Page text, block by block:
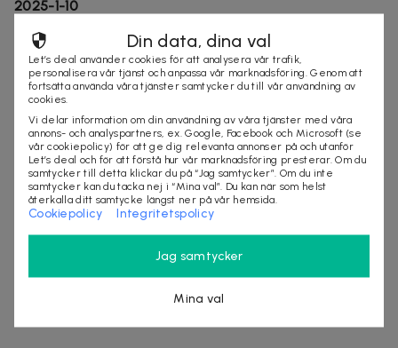
2025-1-10
"Mycket duktig"
stockholm behandling hälsa massage
Säljes av
Kiropraktor Stockholm Ryggklinik
Organisationsnummer:556387-7488
Din data, dina val
Let’s deal använder cookies för att analysera vår trafik,
personalisera vår tjänst och anpassa vår marknadsföring. Genom att
fortsätta använda våra tjänster samtycker du till vår användning av
cookies.
Vi delar information om din användning av våra tjänster med våra
annons- och analyspartners, ex. Google, Facebook och Microsoft (se
vår cookiepolicy) för att ge dig relevanta annonser på och utanför
Let’s deal och för att förstå hur vår marknadsföring presterar. Om du
samtycker till detta klickar du på “Jag samtycker”. Om du inte
samtycker kan du tacka nej i “Mina val”. Du kan när som helst
återkalla ditt samtycke längst ner på vår hemsida.
Cookiepolicy Integritetspolicy
Jag samtycker
Mina val